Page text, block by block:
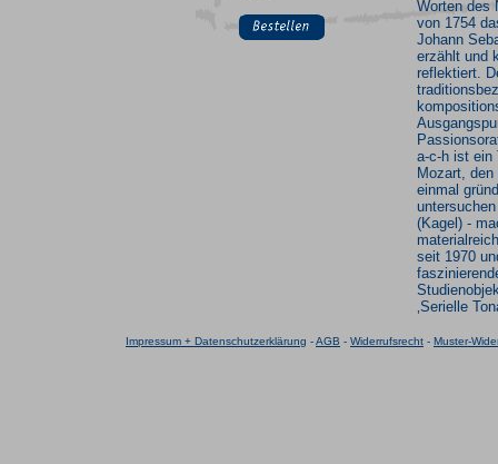
Worten des
von 1754
Johann
erzählt und
reflektiert.
a-c-h ist ein
Mozart,
einmal
(Kagel) -
seit 1970
‚Serielle
Impressum + Datenschutzerklärung -AGB - Widerrufsrecht - Muster-